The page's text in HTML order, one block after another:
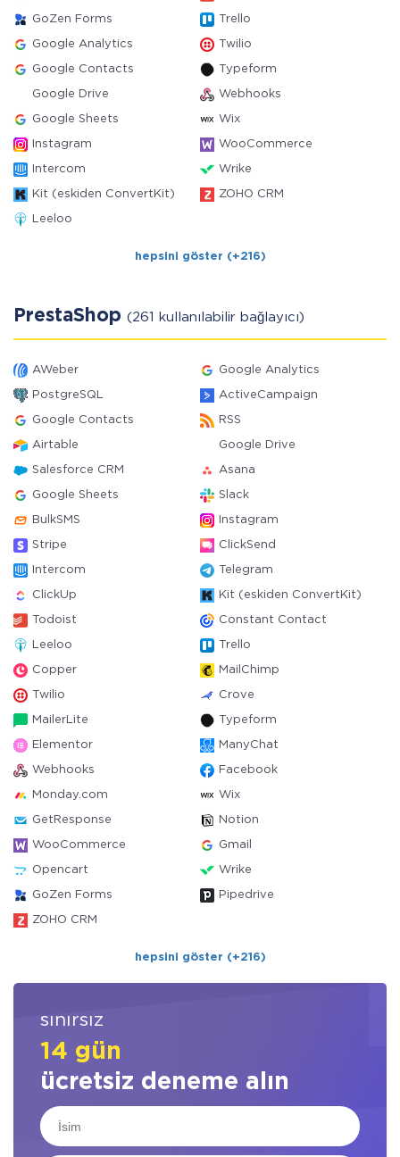
GoZen Forms Trello
Google Analytics Twilio
Google Contacts Typeform
Google Drive Webhooks
Google Sheets Wix
Instagram WooCommerce
Intercom Wrike
Kit (eskiden ConvertKit) ZOHO CRM
Leeloo
hepsini göster (+216)
PrestaShop (261 kullanılabilir bağlayıcı)
AWeber Google Analytics
PostgreSQL ActiveCampaign
Google Contacts RSS
Airtable Google Drive
Salesforce CRM Asana
Google Sheets Slack
BulkSMS Instagram
Stripe ClickSend
Intercom Telegram
ClickUp Kit (eskiden ConvertKit)
Todoist Constant Contact
Leeloo Trello
Copper MailChimp
Twilio Crove
MailerLite Typeform
Elementor ManyChat
Webhooks Facebook
Monday.com Wix
GetResponse Notion
WooCommerce Gmail
Opencart Wrike
GoZen Forms Pipedrive
ZOHO CRM
hepsini göster (+216)
sınırsız
14 gün
ücretsiz deneme alın